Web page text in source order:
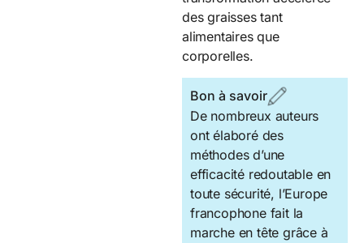
des graisses tant
alimentaires que
corporelles.
Bon à savoir
De nombreux auteurs
ont élaboré des
méthodes d’une
efficacité redoutable en
toute sécurité, l’Europe
francophone fait la
marche en tête grâce à